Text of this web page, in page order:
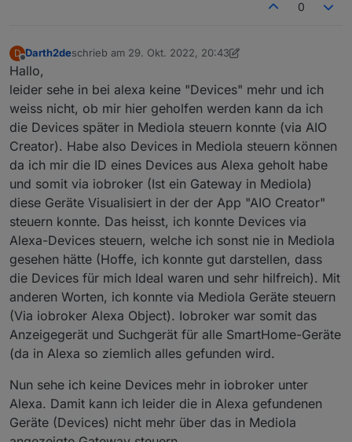
0
D
Offline
Darth2deschrieb am 29. Okt. 2022, 20:43
zuletzt editiert von Darth2de
Hallo,
leider sehe in bei alexa keine "Devices" mehr und ich
weiss nicht, ob mir hier geholfen werden kann da ich
die Devices später in Mediola steuern konnte (via AIO
Creator). Habe also Devices in Mediola steuern können
da ich mir die ID eines Devices aus Alexa geholt habe
und somit via iobroker (Ist ein Gateway in Mediola)
diese Geräte Visualisiert in der der App "AIO Creator"
steuern konnte. Das heisst, ich konnte Devices via
Alexa-Devices steuern, welche ich sonst nie in Mediola
gesehen hätte (Hoffe, ich konnte gut darstellen, dass
die Devices für mich Ideal waren und sehr hilfreich). Mit
anderen Worten, ich konnte via Mediola Geräte steuern
(Via iobroker Alexa Object). Iobroker war somit das
Anzeigegerät und Suchgerät für alle SmartHome-Geräte
(da in Alexa so ziemlich alles gefunden wird.
Nun sehe ich keine Devices mehr in iobroker unter
Alexa. Damit kann ich leider die in Alexa gefundenen
Geräte (Devices) nicht mehr über das in Mediola